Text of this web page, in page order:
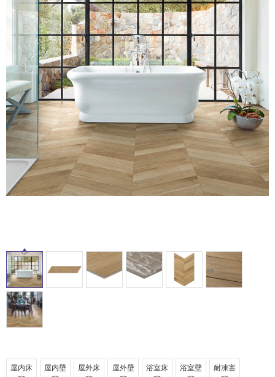
照明 ペット用品
内装用建材 パネル・壁材
ロートアイアン 天然石・石材
メンテナンス・施工材 新商品
ム
横浜スマートショールー
ム
ウェルビーみのおHDC
BOX
修理お問い合わせ クレーム公開
説明書・図面検索 水まわり3年保証
お役立ち情報
スタイリング
ミラタップチャンネル
オンライン相談
自分らしい家づくり
SUVACO
最高のリノベ会社がみつ
かるリノベりす
屋内床 屋内壁 屋外床 屋外壁 浴室床 浴室壁 耐凍害
タ
イ
ル
屋
内
床・
浴
室
床・
駐
車
常